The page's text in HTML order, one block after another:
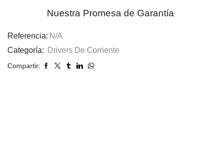
Nuestra Promesa de Garantía
Referencia: N/A
Categoría:
Drivers De Corriente
Compartir: